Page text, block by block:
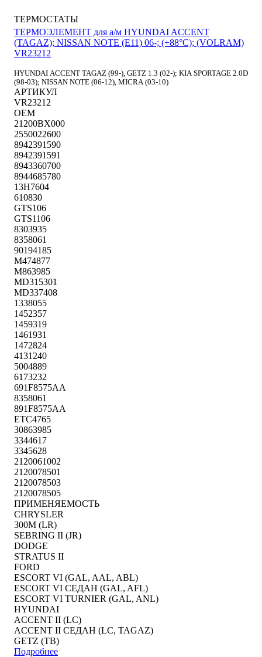
ТЕРМОСТАТЫ
ТЕРМОЭЛЕМЕНТ для а/м HYUNDAI ACCENT
(TAGAZ); NISSAN NOTE (E11) 06-; (+88°С); (VOLRAM)
VR23212
HYUNDAI ACCENT TAGAZ (99-), GETZ 1.3 (02-); KIA SPORTAGE 2.0D
(98-03); NISSAN NOTE (06-12), MICRA (03-10)
АРТИКУЛ
VR23212
OEM
21200BX000
2550022600
8942391590
8942391591
8943360700
8944685780
13H7604
610830
GTS106
GTS1106
8303935
8358061
90194185
M474877
M863985
MD315301
MD337408
1338055
1452357
1459319
1461931
1472824
4131240
5004889
6173232
691F8575AA
8358061
891F8575AA
ETC4765
30863985
3344617
3345628
2120061002
2120078501
2120078503
2120078505
ПРИМЕНЯЕМОСТЬ
CHRYSLER
300M (LR)
SEBRING II (JR)
DODGE
STRATUS II
FORD
ESCORT VI (GAL, AAL, ABL)
ESCORT VI СЕДАН (GAL, AFL)
ESCORT VI TURNIER (GAL, ANL)
HYUNDAI
ACCENT II (LC)
ACCENT II СЕДАН (LC, TAGAZ)
GETZ (TB)
Подробнее